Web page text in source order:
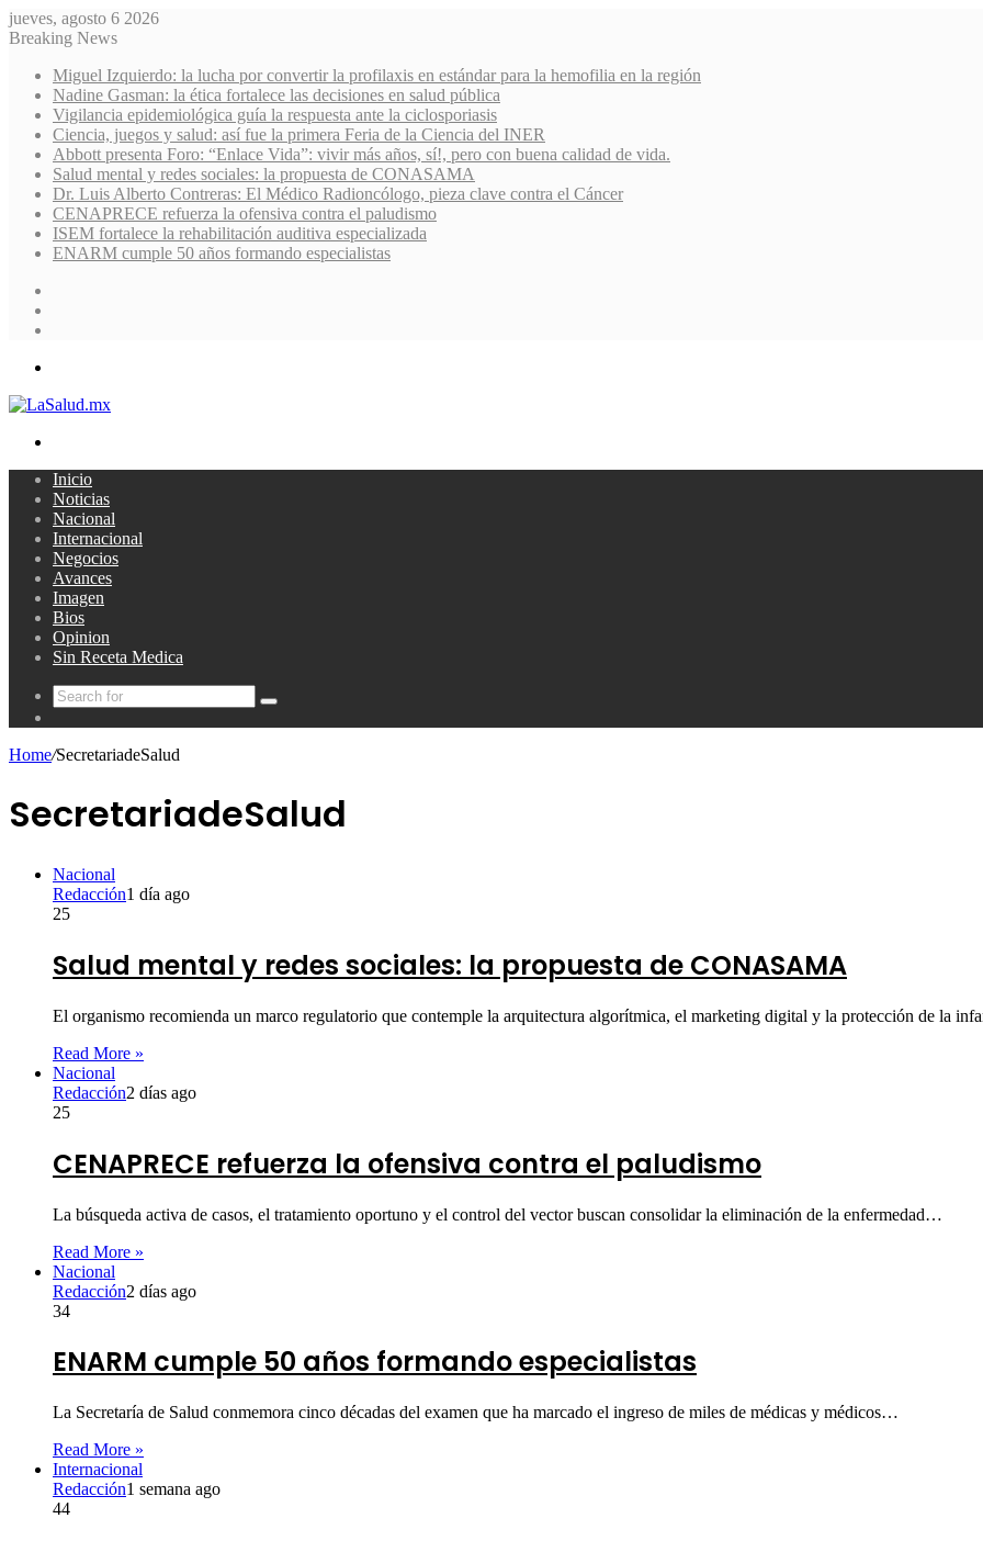
jueves, agosto 6 2026
Breaking News
Miguel Izquierdo: la lucha por convertir la profilaxis en estándar para la hemofilia en la región
Nadine Gasman: la ética fortalece las decisiones en salud pública
Vigilancia epidemiológica guía la respuesta ante la ciclosporiasis
Ciencia, juegos y salud: así fue la primera Feria de la Ciencia del INER
Abbott presenta Foro: “Enlace Vida”: vivir más años, sí!, pero con buena calidad de vida.
Salud mental y redes sociales: la propuesta de CONASAMA
Dr. Luis Alberto Contreras: El Médico Radioncólogo, pieza clave contra el Cáncer
CENAPRECE refuerza la ofensiva contra el paludismo
ISEM fortalece la rehabilitación auditiva especializada
ENARM cumple 50 años formando especialistas
Inicio
Noticias
Nacional
Internacional
Negocios
Avances
Imagen
Bios
Opinion
Sin Receta Medica
Search
for
Home/SecretariadeSalud
SecretariadeSalud
Nacional
Redacción1 día ago
25
Salud mental y redes sociales: la propuesta de CONASAMA
El organismo recomienda un marco regulatorio que contemple la arquitectura algorítmica, el marketing digital y la protección de la
Read More »
Nacional
Redacción2 días ago
25
CENAPRECE refuerza la ofensiva contra el paludismo
La búsqueda activa de casos, el tratamiento oportuno y el control del vector buscan consolidar la eliminación de la enfermedad…
Read More »
Nacional
Redacción2 días ago
34
ENARM cumple 50 años formando especialistas
La Secretaría de Salud conmemora cinco décadas del examen que ha marcado el ingreso de miles de médicas y médicos…
Read More »
Internacional
Redacción1 semana ago
44